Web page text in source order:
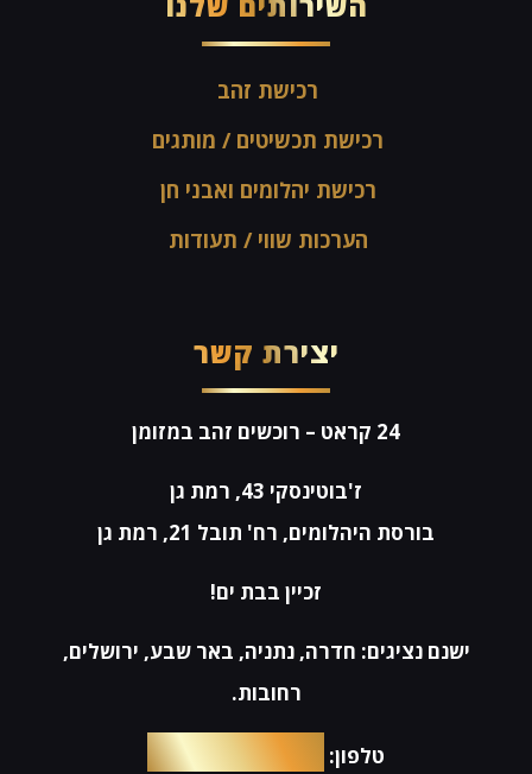
רכישת זהב
רכישת תכשיטים / מותגים
רכישת יהלומים ואבני חן
הערכות שווי / תעודות
יצירת קשר
24 קראט – רוכשים זהב במזומן
ז'בוטינסקי 43, רמת גן
בורסת היהלומים, רח' תובל 21, רמת גן
זכיין בבת ים!
ישנם נציגים: חדרה, נתניה, באר שבע, ירושלים,
רחובות.
טלפון: 054-4653576